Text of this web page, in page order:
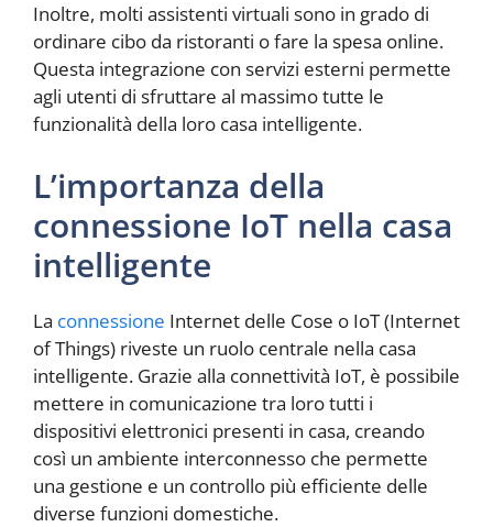
Inoltre, molti assistenti virtuali sono in grado di
ordinare cibo da ristoranti o fare la spesa online.
Questa integrazione con servizi esterni permette
agli utenti di sfruttare al massimo tutte le
funzionalità della loro casa intelligente.
L’importanza della
connessione IoT nella casa
intelligente
La connessione Internet delle Cose o IoT (Internet
of Things) riveste un ruolo centrale nella casa
intelligente. Grazie alla connettività IoT, è possibile
mettere in comunicazione tra loro tutti i
dispositivi elettronici presenti in casa, creando
così un ambiente interconnesso che permette
una gestione e un controllo più efficiente delle
diverse funzioni domestiche.